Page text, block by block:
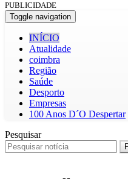
PUBLICIDADE
Toggle navigation
INÍCIO
Atualidade
coimbra
Região
Saúde
Desporto
Empresas
100 Anos D´O Despertar
Pesquisar